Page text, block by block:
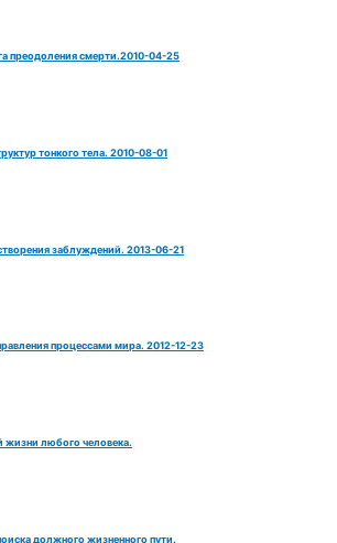
преодоления смерти.2010-04-25
тонкого тела. 2010-08-01
заблуждений. 2013-06-21
процессами мира. 2012-12-23
жизни любого человека.
должного жизненного пути.